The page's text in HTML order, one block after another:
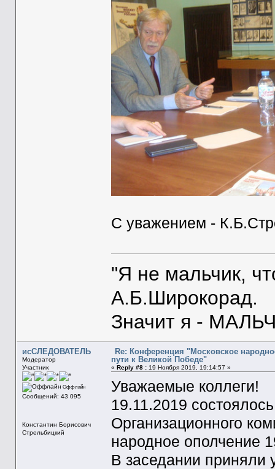
С уважением -
"Я не мальчик,
А.Б.Широкорад.
Значит я -
исСЛЕДОВАТЕЛЬ
Модератор
Участник
Оффлайн
Сообщений: 43 095
Константин Борисович
Стрельбицкий
Re: Конференция "Московское
пути к Великой Победе"
« Reply #8 :19 Ноября 2019, 19:14:57 »
Уважаемые коллеги!
19.11.2019
Организационного
народное ополчение
В заседании